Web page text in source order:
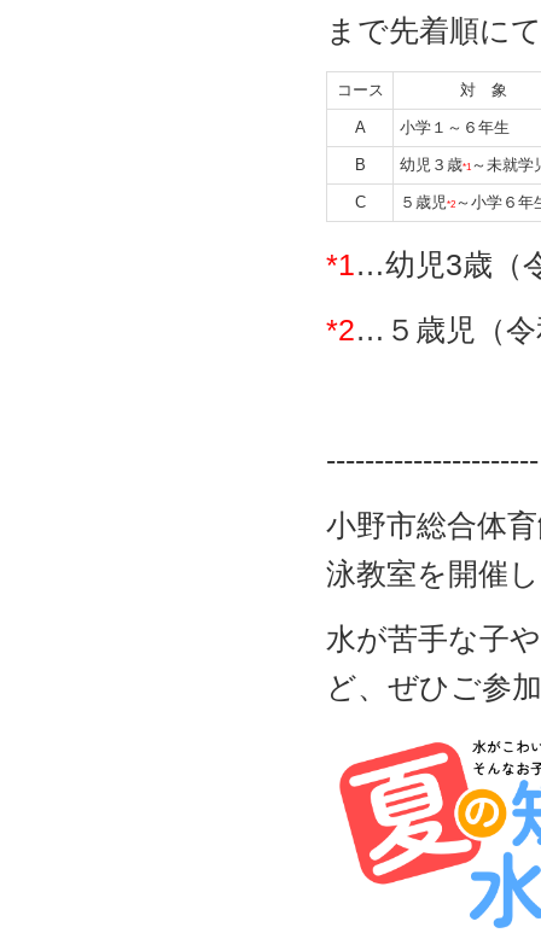
まで先着順に
コース 対 象
A 小学１～６年生
B 幼児３歳*1 ～未就学
C ５歳児*2 ～小学６年
*1…幼児3歳（
*2…５歳児（令
----------------------
小野市総合体
泳教室を開催
水が苦手な子
ど、ぜひご参